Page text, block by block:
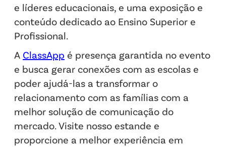
e líderes educacionais, e uma exposição e
conteúdo dedicado ao Ensino Superior e
Profissional.
A ClassApp é presença garantida no evento
e busca gerar conexões com as escolas e
poder ajudá-las a transformar o
relacionamento com as famílias com a
melhor solução de comunicação do
mercado. Visite nosso estande e
proporcione a melhor experiência em